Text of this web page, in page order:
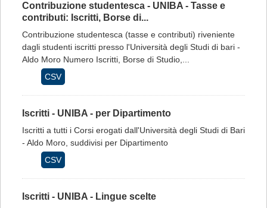
Contribuzione studentesca - UNIBA - Tasse e
contributi: Iscritti, Borse di...
Contribuzione studentesca (tasse e contributi) riveniente
dagli studenti iscritti presso l'Università degli Studi di bari -
Aldo Moro Numero Iscritti, Borse di Studio,...
CSV
Iscritti - UNIBA - per Dipartimento
Iscritti a tutti i Corsi erogati dall'Università degli Studi di Bari
- Aldo Moro, suddivisi per Dipartimento
CSV
Iscritti - UNIBA - Lingue scelte